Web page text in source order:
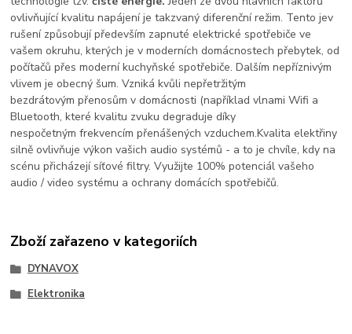
ovlivňující kvalitu napájení je takzvanýdiferenční režim. Tento jev
rušení způsobují především zapnuté elektrické spotřebiče ve
vašem okruhu, kterýchje v moderních domácnostech přebytek, od
počítačů přes moderní kuchyňské spotřebiče.Dalším nepříznivým
vlivem je obecný šum. Vzniká kvůli nepřetržitým
bezdrátovýmpřenosům v domácnosti (například vlnami Wifi a
Bluetooth, které kvalitu zvuku degraduje díky
nespočetným frekvencím přenášených vzduchem.Kvalita elektřiny
silně ovlivňuje výkon vašich audio systémů - a to je chvíle, kdy na
scénupřicházejí síťové filtry. Využijte 100% potenciál vašeho
audio / video systému a ochrany domácích spotřebičů.
Zboží zařazeno v kategoriích
DYNAVOX
Elektronika